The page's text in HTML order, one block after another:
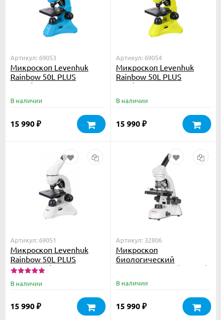
Артикул: 69053
Микроскоп Levenhuk
Rainbow 50L PLUS
Azure\Лазурь
В наличии
15 990 ₽
Артикул: 69054
Микроскоп Levenhuk
Rainbow 50L PLUS
Lime\Лайм
В наличии
15 990 ₽
Артикул: 69051
Микроскоп Levenhuk
Rainbow 50L PLUS
Moonstone\Лунный
В наличии
15 990 ₽
Артикул: 32806
Микроскоп
биологический
Микромед С-11 (вар. 3B)
В наличии
15 990 ₽